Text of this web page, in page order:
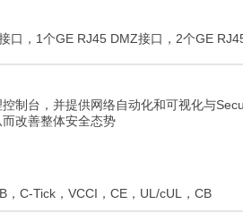
口，1个GE RJ45 DMZ接口，2个GE
制台，并提供网络自动化和可视化与
改善整体安全态势
，C-Tick，VCCI，CE，UL/cUL，CB